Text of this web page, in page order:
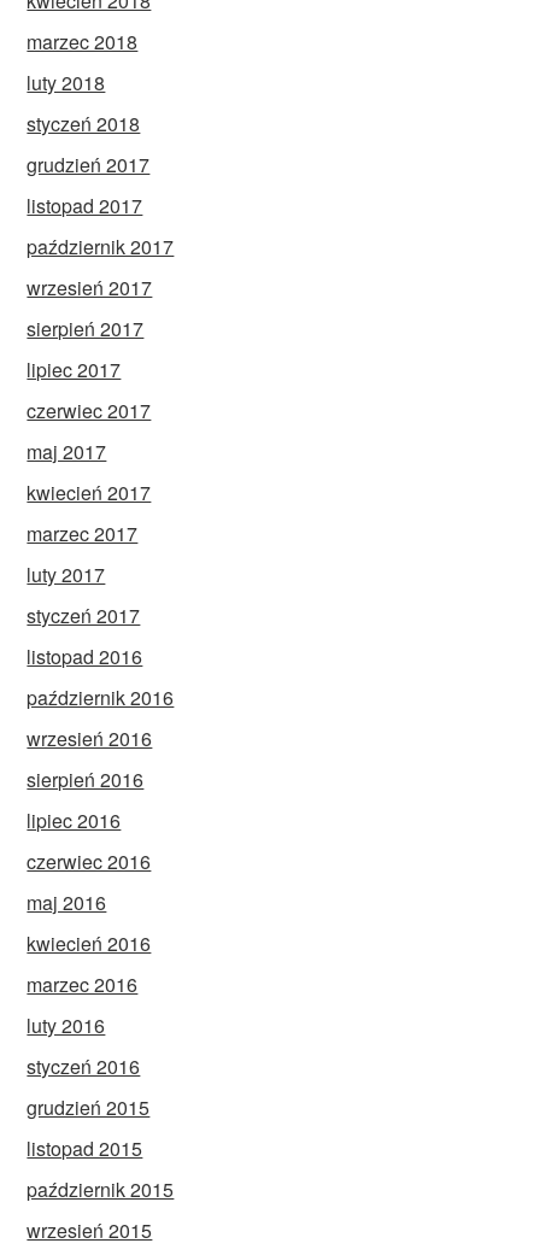
marzec 2018
luty 2018
styczeń 2018
grudzień 2017
listopad 2017
październik 2017
wrzesień 2017
sierpień 2017
lipiec 2017
czerwiec 2017
maj 2017
kwiecień 2017
marzec 2017
luty 2017
styczeń 2017
listopad 2016
październik 2016
wrzesień 2016
sierpień 2016
lipiec 2016
czerwiec 2016
maj 2016
kwiecień 2016
marzec 2016
luty 2016
styczeń 2016
grudzień 2015
listopad 2015
październik 2015
wrzesień 2015